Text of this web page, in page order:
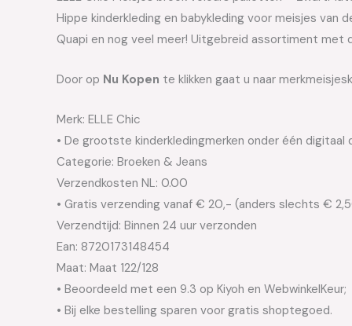
Hippe kinderkleding en babykleding voor meisjes van
Quapi en nog veel meer! Uitgebreid assortiment
Door op Nu Kopen te klikken gaat u naar
Merk: ELLE Chic
• De grootste kinderkledingmerken onder één digitaal
Categorie: Broeken & Jeans
Verzendkosten NL: 0.00
• Gratis verzending vanaf € 20,- (anders slechts €
Verzendtijd: Binnen 24 uur verzonden
Ean: 8720173148454
Maat: Maat 122/128
• Beoordeeld met een 9.3 op Kiyoh en WebwinkelKeur;
• Bij elke bestelling sparen voor gratis shoptegoed.